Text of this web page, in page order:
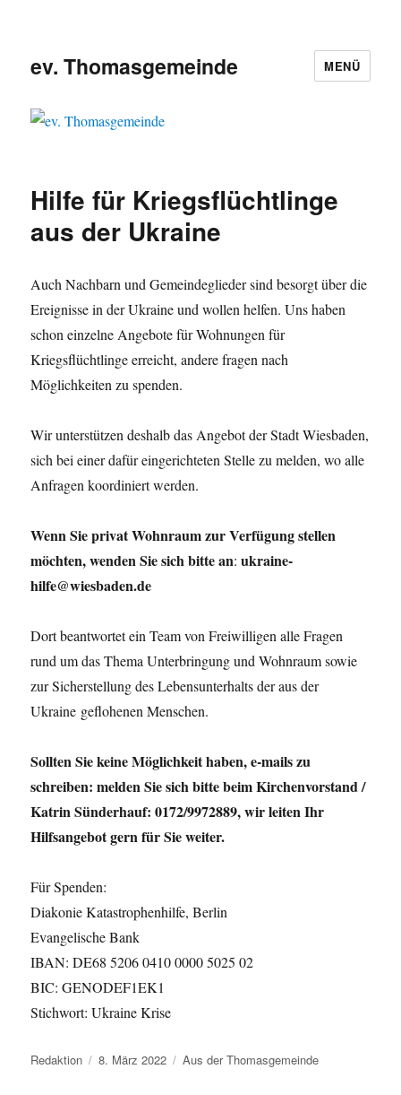
ev. Thomasgemeinde MENÜ
Hilfe für Kriegsflüchtlinge
aus der Ukraine
Auch Nachbarn und Gemeindeglieder sind besorgt über die
Ereignisse in der Ukraine und wollen helfen. Uns haben
schon einzelne Angebote für Wohnungen für
Kriegsflüchtlinge erreicht, andere fragen nach
Möglichkeiten zu spenden.
Wir unterstützen deshalb das Angebot der Stadt Wiesbaden,
sich bei einer dafür eingerichteten Stelle zu melden, wo alle
Anfragen koordiniert werden.
Wenn Sie privat Wohnraum zur Verfügung stellen
möchten,wenden Sie sich bitte an:ukraine-
hilfe@wiesbaden.de
Dort beantwortet ein Team von Freiwilligen alle Fragen
rund um das Thema Unterbringung und Wohnraum sowie
zur Sicherstellung des Lebensunterhalts der aus der
Ukraine geflohenen Menschen.
Sollten Sie keine Möglichkeit haben, e-mails zu
schreiben: melden Sie sich bitte beim Kirchenvorstand /
Katrin Sünderhauf: 0172/9972889, wir leiten Ihr
Hilfsangebot gern für Sie weiter.
Für Spenden:
Diakonie Katastrophenhilfe, Berlin
Evangelische Bank
IBAN: DE68 5206 0410 0000 5025 02
BIC: GENODEF1EK1
Stichwort: Ukraine Krise
Autor
Redaktion
Veröffentlicht
8. März 2022 Kategorien
Aus der Thomasgemeinde